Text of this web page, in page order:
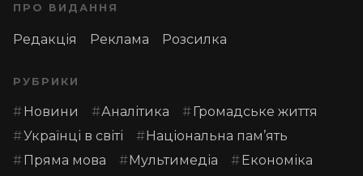
ПРО ВИДАННЯ
Редакція Реклама Розсилка
РУБРИКИ
Новини Аналітика
Громадське життя
Українці в світі
Національна пам’ять
Пряма мова
Мультимедіа Економіка